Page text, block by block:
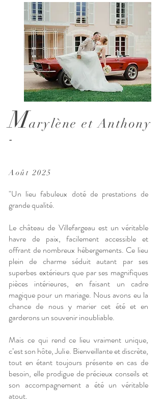
Photo : Nicolas Rodriguez
Marylène et Anthony
-
Août 2025
"Un lieu fabuleux doté de prestations de
grande qualité.
Le château de Villefargeau est un véritable
havre de paix, facilement accessible et
offrant de nombreux hébergements. Ce lieu
plein de charme séduit autant par ses
superbes extérieurs que par ses magnifiques
pièces intérieures, en faisant un cadre
magique pour un mariage. Nous avons eu la
chance de nous y marier cet été et en
garderons un souvenir inoubliable.
Mais ce qui rend ce lieu vraiment unique,
c’est son hôte, Julie. Bienveillante et discrète,
tout en étant toujours présente en cas de
besoin, elle prodigue de précieux conseils et
son accompagnement a été un véritable
atout.